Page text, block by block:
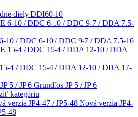
diely DDI60-10
10 / DDC 6-10 / DDC 9-7 / DDA 7.5-16
4 / DDC 15-4 / DDA 12-10 / DDA 17-
Grundfos JP 5 / JP 6
kategóriu
Nová verzia JP4-
48